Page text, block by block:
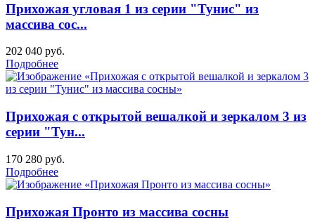
Прихожая угловая 1 из серии "Тунис" из
массива сос...
202 040 руб.
Подробнее
Прихожая с открытой вешалкой и зеркалом 3 из
серии "Тун...
170 280 руб.
Подробнее
Прихожая Пронто из массива сосны